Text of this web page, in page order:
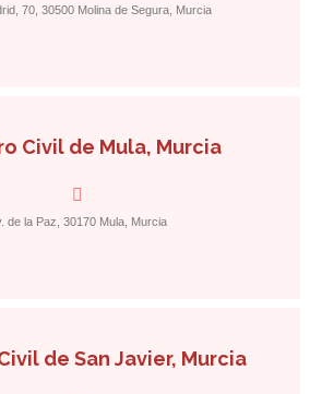
70, 30500 Molina de Segura, Murcia
Civil de Mula, Murcia
de la Paz, 30170 Mula, Murcia
de San Javier, Murcia